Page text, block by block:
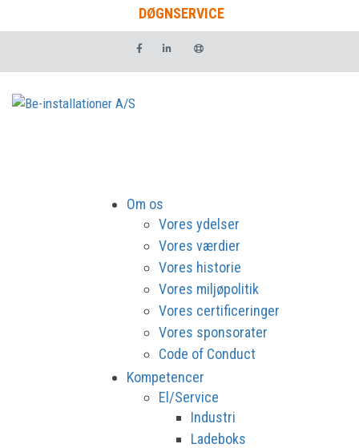
DØGNSERVICE
Om os
Vores ydelser
Vores værdier
Vores historie
Vores miljøpolitik
Vores certificeringer
Vores sponsorater
Code of Conduct
Kompetencer
El/Service
Industri
Ladeboks